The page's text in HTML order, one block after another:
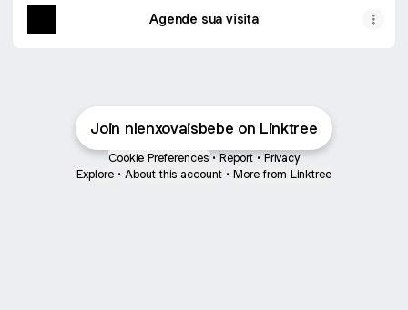
Agende sua visita
Join nlenxovaisbebe on Linktree
Cookie Preferences • Report • Privacy
Explore • About this account • More from Linktree